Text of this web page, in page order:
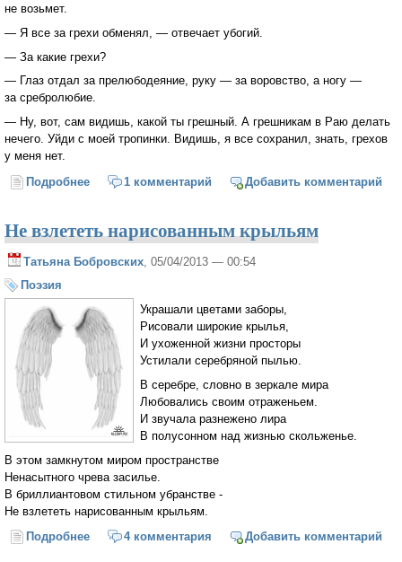
не возьмет.
— Я все за грехи обменял, — отвечает убогий.
— За какие грехи?
— Глаз отдал за прелюбодеяние, руку — за воровство, а ногу —
за сребролюбие.
— Ну, вот, сам видишь, какой ты грешный. А грешникам в Раю делать
нечего. Уйди с моей тропинки. Видишь, я все сохранил, знать, грехов
у меня нет.
Подробнее о Кто нужен в Раю?
1 комментарий Добавить комментарий
Не взлететь нарисованным крыльям
Татьяна Бобровских , 05/04/2013 — 00:54
Поэзия
Украшали цветами заборы,
Рисовали широкие крылья,
И ухоженной жизни просторы
Устилали серебряной пылью.
В серебре, словно в зеркале мира
Любовались своим отраженьем.
И звучала разнежено лира
В полусонном над жизнью скольженье.
В этом замкнутом миром пространстве
Ненасытного чрева засилье.
В бриллиантовом стильном убранстве -
Не взлететь нарисованным крыльям.
Подробнее о Не взлететь нарисованным крыльям
4 комментария Добавить комментарий